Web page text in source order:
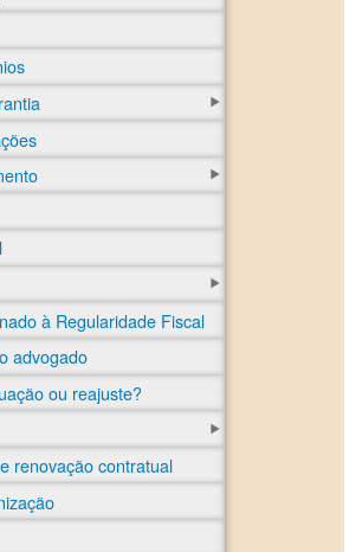
à Regularidade Fiscal
advogado
ou reajuste?
renovação contratual